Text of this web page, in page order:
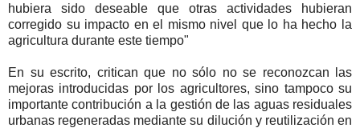
hubiera sido deseable que otras actividades hubieran
corregido su impacto en el mismo nivel que lo ha hecho la
agricultura durante este tiempo"
En su escrito, critican que no sólo no se reconozcan las
mejoras introducidas por los agricultores, sino tampoco su
importante contribución a la gestión de las aguas residuales
urbanas regeneradas mediante su dilución y reutilización en